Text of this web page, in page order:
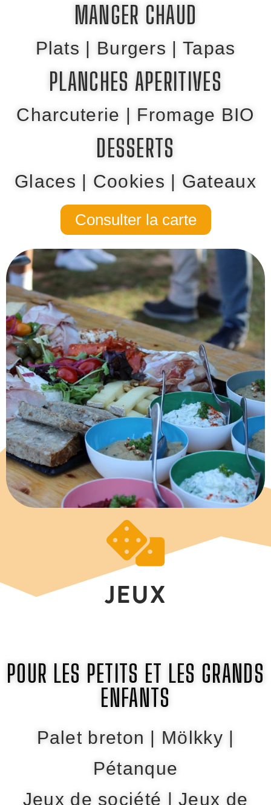
MANGER CHAUD
Plats | Burgers | Tapas
PLANCHES APERITIVES
Charcuterie | Fromage BIO
DESSERTS
Glaces | Cookies | Gateaux
Consulter la carte
JEUX
POUR LES PETITS ET LES GRANDS
ENFANTS
Palet breton | Mölkky |
Pétanque
Jeux de société | Jeux de